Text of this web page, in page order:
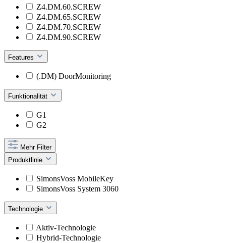
Z4.DM.60.SCREW
Z4.DM.65.SCREW
Z4.DM.70.SCREW
Z4.DM.90.SCREW
Features
(.DM) DoorMonitoring
Funktionalität
G1
G2
Mehr Filter
Produktlinie
SimonsVoss MobileKey
SimonsVoss System 3060
Technologie
Aktiv-Technologie
Hybrid-Technologie